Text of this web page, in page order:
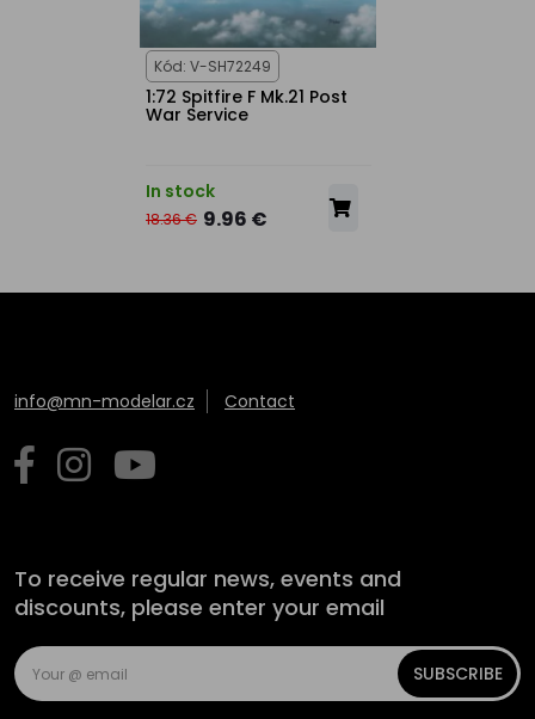
Kód: V-SH72249
1:72 Spitfire F Mk.21 Post
War Service
In stock
18.36 € 9.96 €
info@mn-modelar.cz Contact
To receive regular news, events and
discounts, please enter your email
SUBSCRIBE